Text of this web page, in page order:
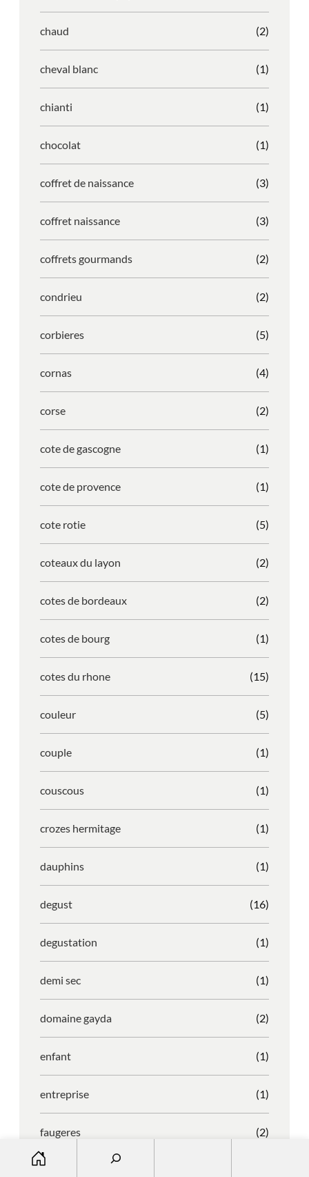
chaud (2)
cheval blanc (1)
chianti (1)
chocolat (1)
coffret de naissance (3)
coffret naissance (3)
coffrets gourmands (2)
condrieu (2)
corbieres (5)
cornas (4)
corse (2)
cote de gascogne (1)
cote de provence (1)
cote rotie (5)
coteaux du layon (2)
cotes de bordeaux (2)
cotes de bourg (1)
cotes du rhone (15)
couleur (5)
couple (1)
couscous (1)
crozes hermitage (1)
dauphins (1)
degust (16)
degustation (1)
demi sec (1)
domaine gayda (2)
enfant (1)
entreprise (1)
faugeres (2)
faustino